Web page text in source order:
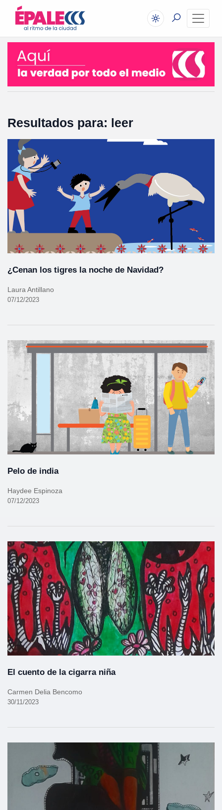
Resultados para: leer
¿Cenan los tigres la noche de Navidad?
Laura Antillano
07/12/2023
Pelo de india
Haydee Espinoza
07/12/2023
El cuento de la cigarra niña
Carmen Delia Bencomo
30/11/2023